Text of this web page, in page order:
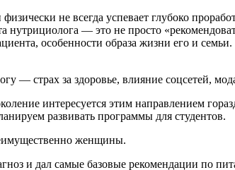
не всегда успевает глубоко
нутрициолога — это не просто
особенности образа жизни его и
— страх за здоровье, влияние соцсетей,
интересуется этим направлением
развивать программы для студентов.
женщины.
и дал самые базовые рекомендации по